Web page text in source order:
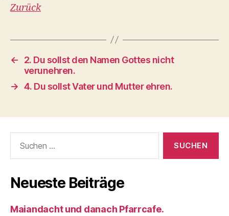
Zurück
←
2. Du sollst den Namen Gottes nicht
verunehren.
→ 4. Du sollst Vater und Mutter ehren.
nach:
Neueste Beiträge
Maiandacht und danach Pfarrcafe.